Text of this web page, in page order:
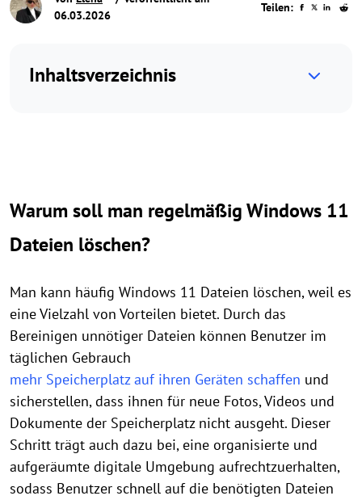
06.03.2026
Teilen:
Inhaltsverzeichnis
Warum soll man regelmäßig Windows 11
Dateien löschen?
Man kann häufig Windows 11 Dateien löschen, weil es
eine Vielzahl von Vorteilen bietet. Durch das
Bereinigen unnötiger Dateien können Benutzer im
täglichen Gebrauch
mehr Speicherplatz auf ihren Geräten schaffen und
sicherstellen, dass ihnen für neue Fotos, Videos und
Dokumente der Speicherplatz nicht ausgeht. Dieser
Schritt trägt auch dazu bei, eine organisierte und
aufgeräumte digitale Umgebung aufrechtzuerhalten,
sodass Benutzer schnell auf die benötigten Dateien